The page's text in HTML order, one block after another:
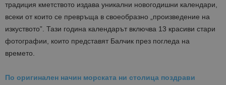
традиция кметството издава уникални новогодишни календари,
всеки от които се превръща в своеобразно „произведение на
изкуството”. Тази година календарът включва 13 красиви стари
фотографии, които представят Балчик през погледа на
времето.
По оригинален начин морската ни столица поздрави